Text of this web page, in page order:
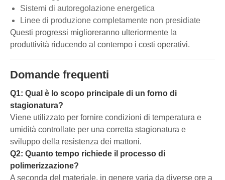
Sistemi di autoregolazione energetica
Linee di produzione completamente non presidiate
Questi progressi miglioreranno ulteriormente la
produttività riducendo al contempo i costi operativi.
Domande frequenti
Q1: Qual è lo scopo principale di un forno di
stagionatura?
Viene utilizzato per fornire condizioni di temperatura e
umidità controllate per una corretta stagionatura e
sviluppo della resistenza dei mattoni.
Q2: Quanto tempo richiede il processo di
polimerizzazione?
A seconda del materiale, in genere varia da diverse ore a